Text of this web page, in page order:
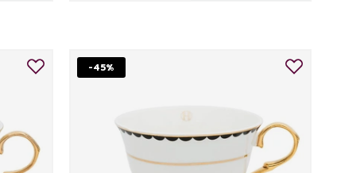
-45%